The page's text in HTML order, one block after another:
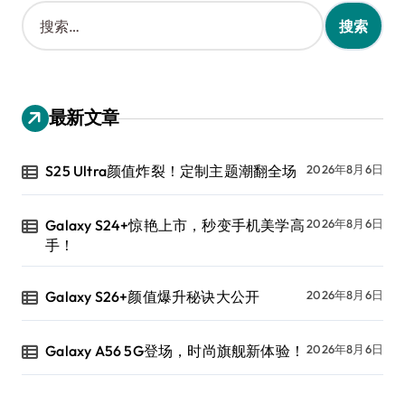
搜
索
：
最新文章
S25 Ultra颜值炸裂！定制主题潮翻全场 2026年8月6日
Galaxy S24+惊艳上市，秒变手机美学高
手！
2026年8月6日
Galaxy S26+颜值爆升秘诀大公开 2026年8月6日
Galaxy A56 5G登场，时尚旗舰新体验！ 2026年8月6日